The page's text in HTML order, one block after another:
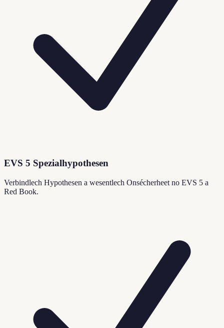
EVS 5 Spezialhypothesen
Verbindlech Hypothesen a wesentlech Onsécherheet no EVS 5 a
Red Book.